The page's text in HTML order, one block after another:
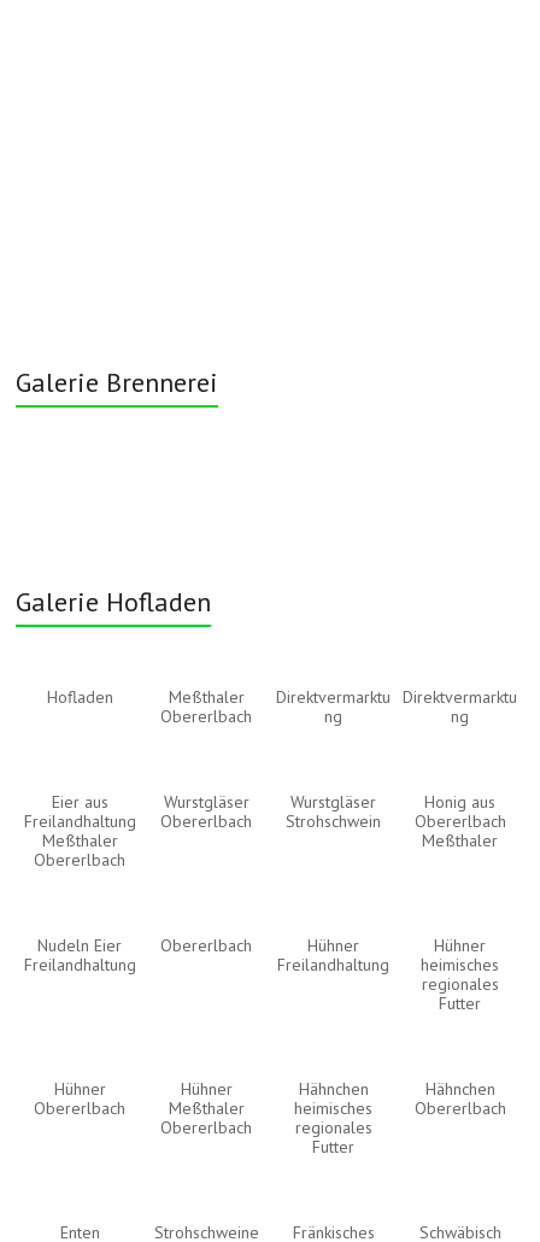
Galerie Brennerei
Galerie Hofladen
Hofladen
Meßthaler
Obererlbach
Direktvermarktu
ng
Direktvermarktu
ng
Eier aus
Freilandhaltung
Meßthaler
Obererlbach
Wurstgläser
Obererlbach
Wurstgläser
Strohschwein
Honig aus
Obererlbach
Meßthaler
Nudeln Eier
Freilandhaltung
Obererlbach
Hühner
Freilandhaltung
Hühner
heimisches
regionales
Futter
Hühner
Obererlbach
Hühner
Meßthaler
Obererlbach
Hähnchen
heimisches
regionales
Futter
Hähnchen
Obererlbach
Enten
Strohschweine
Fränkisches
Schwäbisch